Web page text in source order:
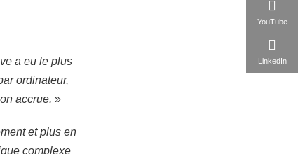
YouTube
LinkedIn
a eu le plus
ordinateur,
accrue. »
et plus en
complexe